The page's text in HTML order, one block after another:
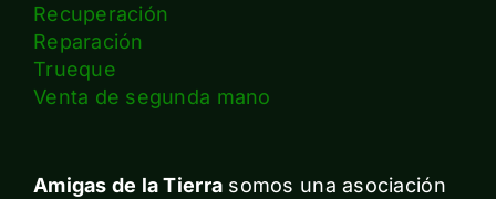
Recuperación
Reparación
Trueque
Venta de segunda mano
Amigas de la Tierra somos una asociación